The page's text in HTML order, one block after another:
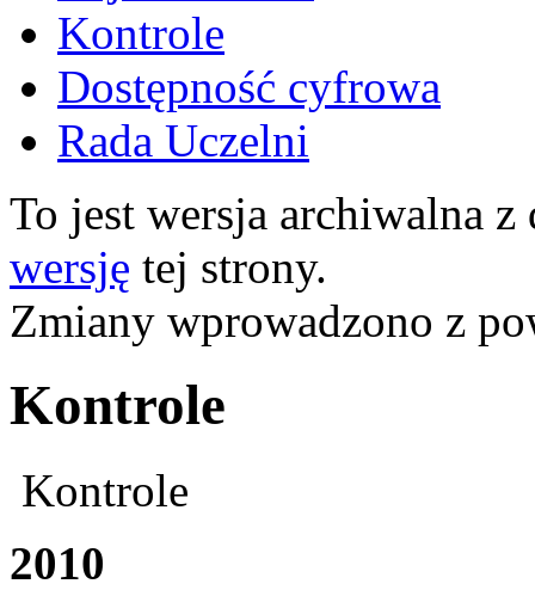
Kontrole
Dostępność cyfrowa
Rada Uczelni
To jest wersja archiwalna
wersję tej strony.
Zmiany wprowadzono z
Kontrole
Kontrole
2010